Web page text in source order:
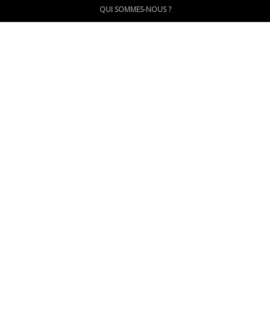
QUI SOMMES-NOUS ?